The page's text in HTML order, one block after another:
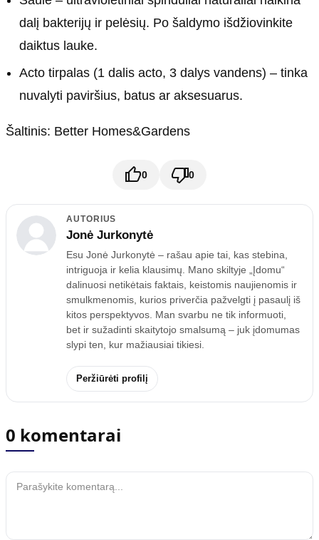
dalį bakterijų ir pelėsių. Po šaldymo išdžiovinkite
daiktus lauke.
Acto tirpalas (1 dalis acto, 3 dalys vandens) – tinka
nuvalyti paviršius, batus ar aksesuarus.
Šaltinis: Better Homes&Gardens
0 0
AUTORIUS
Jonė Jurkonytė
Esu Jonė Jurkonytė – rašau apie tai, kas stebina,
intriguoja ir kelia klausimų. Mano skiltyje „Įdomu“
dalinuosi netikėtais faktais, keistomis naujienomis ir
smulkmenomis, kurios priverčia pažvelgti į pasaulį iš
kitos perspektyvos. Man svarbu ne tik informuoti,
bet ir sužadinti skaitytojo smalsumą – juk įdomumas
slypi ten, kur mažiausiai tikiesi.
Peržiūrėti profilį
0 komentarai